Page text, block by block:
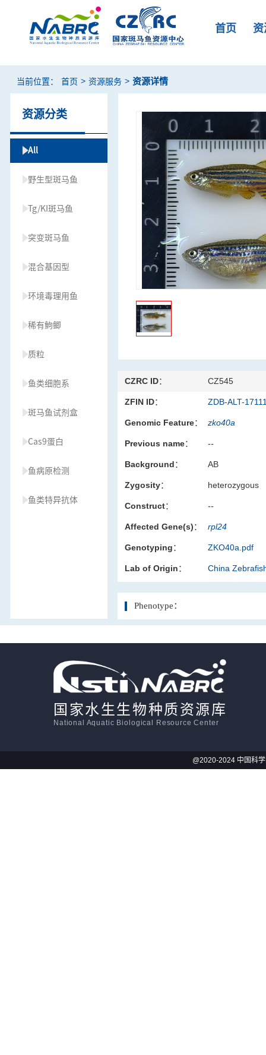
首页
当前位置： 首页 > 资源服务 > 资源详情
资源分类
All
野生型斑马鱼
Tg/KI斑马鱼
突变斑马鱼
混合基因型
环境毒理用鱼
稀有鮈鲫
质粒
鱼类细胞系
斑马鱼试剂盒
Cas9蛋白
鱼病原检测
鱼类特异抗体
CZRC ID： CZ545
ZFIN ID： ZDB-ALT-
Genomic Feature： zko40a
Previous name： --
Background： AB
Zygosity： heterozygous
Construct： --
Affected Gene(s)： rpl24
Genotyping： ZKO40a.pdf
Lab of Origin： China
Phenotype：
国家水生生物种质资源库
National Aquatic Biological Resource Center
@2020-2024 中国科